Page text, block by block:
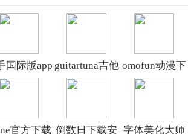
国际版app
费下载安装
guitartuna吉他
调音器下载免
omofun动漫下
载最新版
官方下载 倒数日下载安 字体美化大师